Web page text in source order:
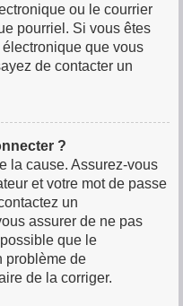
ou le courrier
pourriel. Si vous êtes
que vous
de contacter un
?
la cause. Assurez-vous
et votre mot de passe
un
assurer de ne pas
que le
problème de
de la corriger.